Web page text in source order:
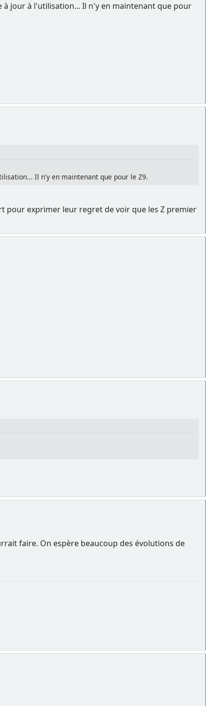
jour à l'utilisation... Il n'y en maintenant que pour
Il n'y en maintenant que pour le Z9.
pour exprimer leur regret de voir que les Z premier
faire. On espère beaucoup des évolutions de